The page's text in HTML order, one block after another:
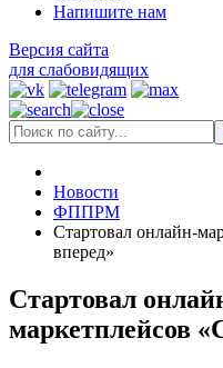
Напишите нам
Версия сайта
для слабовидящих
Новости
ФППРМ
Стартовал онлайн-
вперед»
Стартовал
маркетплейсов